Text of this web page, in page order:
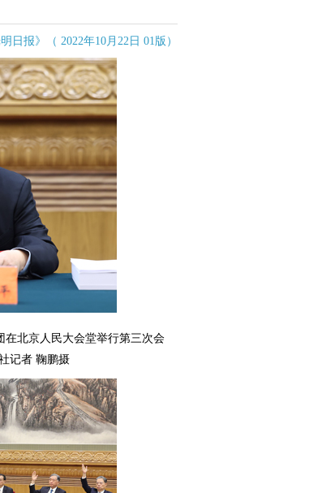
明日报》（ 2022年10月22日 01版）
在北京人民大会堂举行第三次会
记者 鞠鹏摄